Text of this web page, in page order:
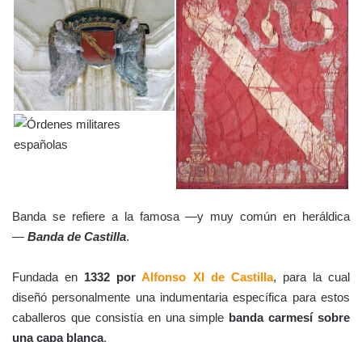
Banda se refiere a la famosa —y muy común en heráldica
— Banda de Castilla.
Fundada en 1332 porAlfonso XI de Castilla, para la cual
diseñó personalmente una indumentaria específica para estos
caballeros que consistía en una simple banda carmesí sobre
una capa blanca.